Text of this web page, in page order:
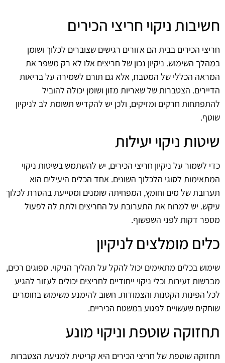
חשיבות ניקוי חריצי הכירים
חריצי הכירים בבית הם אזורים רגישים שצוברים לכלוך ושומן
במהלך השימוש. ניקיון נכון של חריצים אלו לא רק משפר את
המראה הכללי של המטבח, אלא גם תורם לשמירה על בריאות
הדיירים. הצטברות של שאריות מזון ושומן יכולה להוביל
להתפתחות חרקים ומזיקים, ולכן יש להקדיש תשומת לב לניקיון
שוטף.
שיטות ניקוי יעילות
כדי לשמור על ניקיון חריצי הכירים, יש להשתמש בשיטות ניקוי
המתאימות לסוגי הלכלוך השונים. אחד הכלים היעילים הוא
תערובת של מים וחומץ, המפחיתה שומנים ומסייעת בהסרת לכלוך
עיקש. יש למרוח את התערובת על החריצים ולתת לה לפעול
מספר דקות לפני השפשוף.
כלים מומלצים לניקיון
שימוש בכלים מתאימים יכול להקל על תהליך הניקוי. ספוגים רכים,
מברשות זעירות וכלי ניקוי ייחודיים לחריצים יכולים לעזור להגיע
לכל הפינות הקטנות והצמודות. חשוב להימנע משימוש בחומרים
שוחקים שעשויים לפגוע במשטח הכיריים.
תחזוקה שוטפת וניקוי מונע
תחזוקה שוטפת של חריצי הכירים היא קריטית למניעת הצטברות